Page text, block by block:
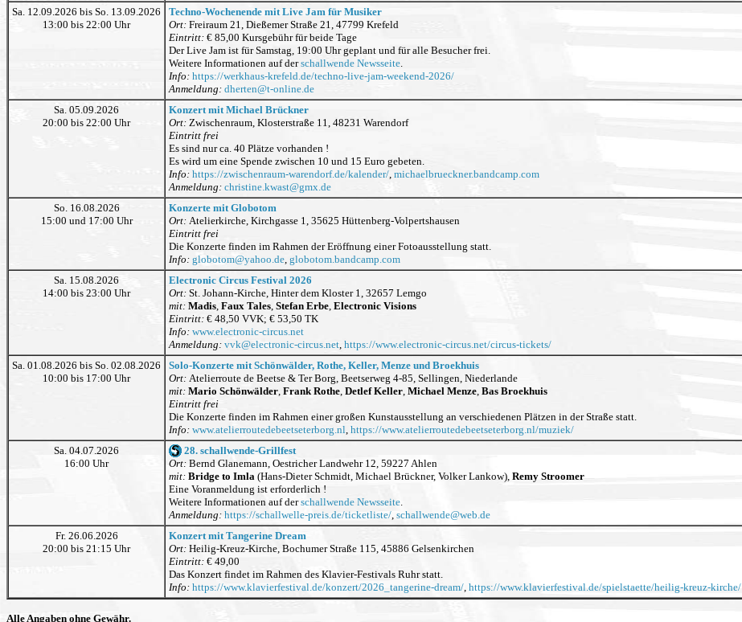
Sa. 12.09.2026 bis So. 13.09.2026
13:00 bis 22:00 Uhr
Techno-Wochenende mit Live Jam für Musiker
Ort: Freiraum 21, Dießemer Straße 21, 47799 Krefeld
Eintritt: € 85,00 Kursgebühr für beide Tage
Der Live Jam ist für Samstag, 19:00 Uhr geplant und für alle Besucher frei.
Weitere Informationen auf derschallwende Newsseite.
Info: https://werkhaus-krefeld.de/techno-live-jam-weekend-2026/
Anmeldung: dherten@t-online.de
Sa. 05.09.2026
20:00 bis 22:00 Uhr
Konzert mit Michael Brückner
Ort: Zwischenraum, Klosterstraße 11, 48231 Warendorf
Eintritt frei
Es sind nur ca. 40 Plätze vorhanden !
Es wird um eine Spende zwischen 10 und 15 Euro gebeten.
Info: https://zwischenraum-warendorf.de/kalender/, michaelbrueckner.bandcamp.com
Anmeldung: christine.kwast@gmx.de
So. 16.08.2026
15:00 und 17:00 Uhr
Konzerte mit Globotom
Ort: Atelierkirche, Kirchgasse 1, 35625 Hüttenberg-Volpertshausen
Eintritt frei
Die Konzerte finden im Rahmen der Eröffnung einer Fotoausstellung statt.
Info: globotom@yahoo.de, globotom.bandcamp.com
Sa. 15.08.2026
14:00 bis 23:00 Uhr
Electronic Circus Festival 2026
Ort: St. Johann-Kirche, Hinter dem Kloster 1, 32657 Lemgo
mit: Madis, Faux Tales, Stefan Erbe, Electronic Visions
Eintritt: € 48,50 VVK; € 53,50 TK
Info: www.electronic-circus.net
Anmeldung: vvk@electronic-circus.net, https://www.electronic-circus.net/circus-tickets/
Sa. 01.08.2026 bis So. 02.08.2026
10:00 bis 17:00 Uhr
Solo-Konzerte mit Schönwälder, Rothe, Keller, Menze und Broekhuis
Ort: Atelierroute de Beetse & Ter Borg, Beetserweg 4-85, Sellingen, Niederlande
mit: Mario Schönwälder, Frank Rothe, Detlef Keller, Michael Menze, Bas Broekhuis
Eintritt frei
Die Konzerte finden im Rahmen einer großen Kunstausstellung an verschiedenen Plätzen in der Straße statt.
Info: www.atelierroutedebeetseterborg.nl, https://www.atelierroutedebeetseterborg.nl/muziek/
Sa. 04.07.2026
16:00 Uhr
28. schallwende-Grillfest
Ort: Bernd Glanemann, Oestricher Landwehr 12, 59227 Ahlen
mit: Bridge to Imla (Hans-Dieter Schmidt, Michael Brückner, Volker Lankow), Remy Stroomer
Eine Voranmeldung ist erforderlich !
Weitere Informationen auf derschallwende Newsseite.
Anmeldung: https://schallwelle-preis.de/ticketliste/, schallwende@web.de
Fr. 26.06.2026
20:00 bis 21:15 Uhr
Konzert mit Tangerine Dream
Ort: Heilig-Kreuz-Kirche, Bochumer Straße 115, 45886 Gelsenkirchen
Eintritt: € 49,00
Das Konzert findet im Rahmen des Klavier-Festivals Ruhr statt.
Info: https://www.klavierfestival.de/konzert/2026_tangerine-dream/, https://www.klavierfestival.de/spielstaette/heilig-kreuz-kirche/
Alle Angaben ohne Gewähr.